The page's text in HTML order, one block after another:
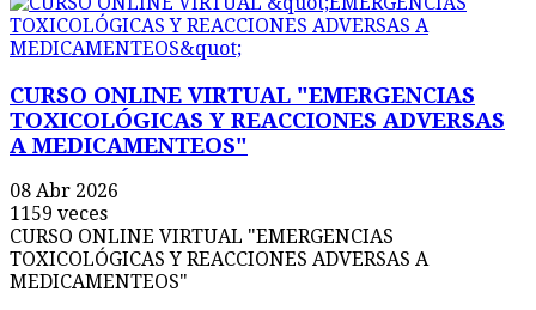
CURSO ONLINE VIRTUAL "EMERGENCIAS
TOXICOLÓGICAS Y REACCIONES ADVERSAS
A MEDICAMENTEOS"
08 Abr 2026
1159 veces
CURSO ONLINE VIRTUAL "EMERGENCIAS
TOXICOLÓGICAS Y REACCIONES ADVERSAS A
MEDICAMENTEOS"